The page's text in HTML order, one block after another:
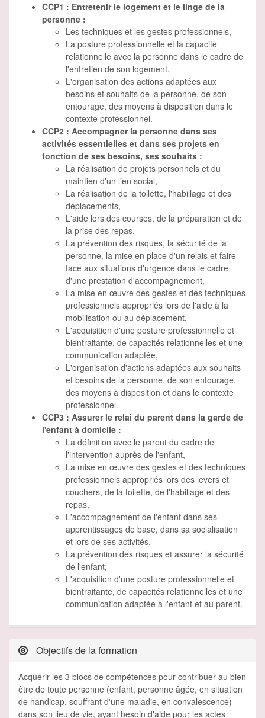
CCP1 : Entretenir le logement et le linge de la
personne :
Les techniques et les gestes professionnels,
La posture professionnelle et la capacité
relationnelle avec la personne dans le cadre de
l'entretien de son logement,
L'organisation des actions adaptées aux
besoins et souhaits de la personne, de son
entourage, des moyens à disposition dans le
contexte professionnel.
CCP2 : Accompagner la personne dans ses
activités essentielles et dans ses projets en
fonction de ses besoins, ses souhaits :
La réalisation de projets personnels et du
maintien d'un lien social,
La réalisation de la toilette, l'habillage et des
déplacements,
L'aide lors des courses, de la préparation et de
la prise des repas,
La prévention des risques, la sécurité de la
personne, la mise en place d'un relais et faire
face aux situations d'urgence dans le cadre
d'une prestation d'accompagnement,
La mise en œuvre des gestes et des techniques
professionnels appropriés lors de l'aide à la
mobilisation ou au déplacement,
L'acquisition d'une posture professionnelle et
bientraitante, de capacités relationnelles et une
communication adaptée,
L'organisation d'actions adaptées aux souhaits
et besoins de la personne, de son entourage,
des moyens à disposition et dans le contexte
professionnel.
CCP3 : Assurer le relai du parent dans la garde de
l'enfant à domicile :
La définition avec le parent du cadre de
l'intervention auprès de l'enfant,
La mise en œuvre des gestes et des techniques
professionnels appropriés lors des levers et
couchers, de la toilette, de l'habillage et des
repas,
L'accompagnement de l'enfant dans ses
apprentissages de base, dans sa socialisation
et lors de ses activités,
La prévention des risques et assurer la sécurité
de l'enfant,
L'acquisition d'une posture professionnelle et
bientraitante, de capacités relationnelles et une
communication adaptée à l'enfant et au parent.
Objectifs de la formation
Acquérir les 3 blocs de compétences pour contribuer au bien
être de toute personne (enfant, personne âgée, en situation
de handicap, souffrant d'une maladie, en convalescence)
dans son lieu de vie, ayant besoin d'aide pour les actes